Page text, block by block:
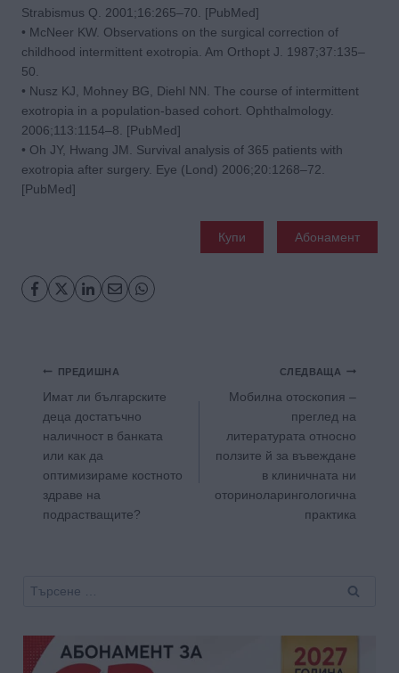
Strabismus Q. 2001;16:265–70. [PubMed]
• McNeer KW. Observations on the surgical correction of
childhood intermittent exotropia. Am Orthopt J. 1987;37:135–
50.
• Nusz KJ, Mohney BG, Diehl NN. The course of intermittent
exotropia in a population-based cohort. Ophthalmology.
2006;113:1154–8. [PubMed]
• Oh JY, Hwang JM. Survival analysis of 365 patients with
exotropia after surgery. Eye (Lond) 2006;20:1268–72.
[PubMed]
Купи Абонамент
Навигация
ПРЕДИШНА
Имат ли българските
деца достатъчно
наличност в банката
или как да
оптимизираме костното
здраве на
подрастващите?
СЛЕДВАЩА
Мобилна отоскопия –
преглед на
литературата относно
ползите й за въвеждане
в клиничната ни
оториноларингологична
практика
Търсене